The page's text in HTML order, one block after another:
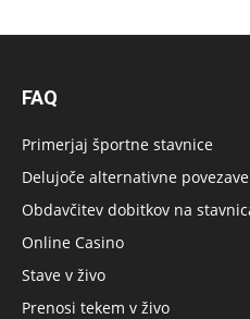
FAQ
Primerjaj športne stavnice
Delujoče alternativne
Obdavčitev dobitkov na
Online Casino
Stave v živo
Prenosi tekem v živo